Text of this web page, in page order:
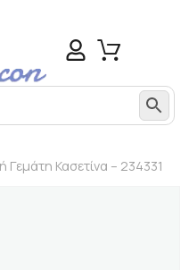
Κασετίνα – 234331